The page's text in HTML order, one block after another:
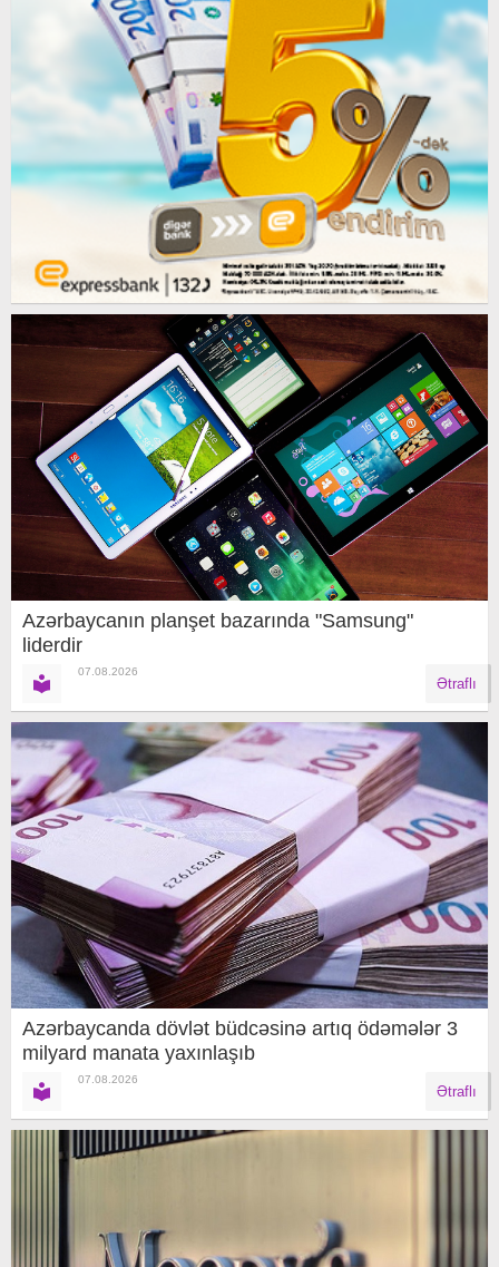
Azərbaycanın planşet bazarında "Samsung"
liderdir
07.08.2026
Ətraflı
Azərbaycanda dövlət büdcəsinə artıq ödəmələr 3
milyard manata yaxınlaşıb
07.08.2026
Ətraflı